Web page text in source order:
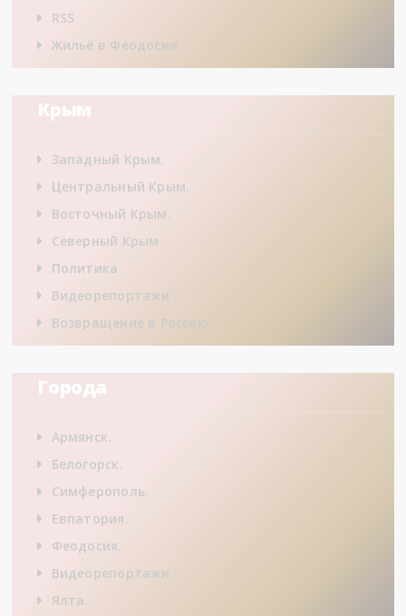
RSS
Жильё в Феодосии
Крым
Западный Крым.
Центральный Крым.
Восточный Крым.
Северный Крым.
Политика
Видеорепортажи
Возвращение в Россию.
Города
Армянск.
Белогорск.
Симферополь.
Евпатория.
Феодосия.
Видеорепортажи
Ялта.